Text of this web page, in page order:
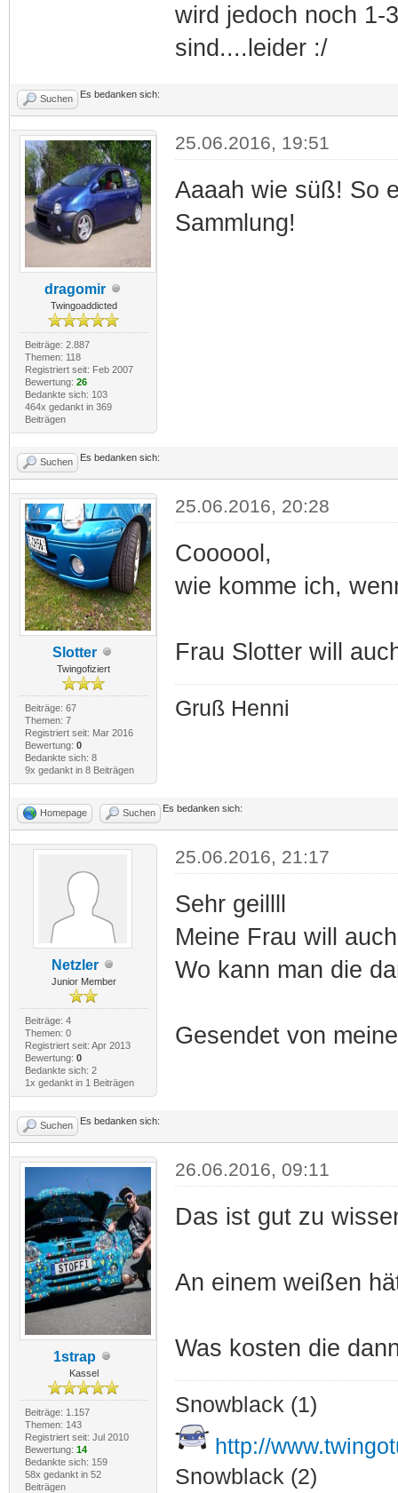
wird jedoch noch 1-
sind....leider :/
Suchen Es bedanken sich:
dragomir
Twingoaddicted
Beiträge: 2.887
Themen: 118
Registriert seit: Feb 2007
Bewertung: 26
Bedankte sich: 103
464x gedankt in 369
Beiträgen
25.06.2016, 19:51
Aaaah wie süß! So
Sammlung!
Suchen Es bedanken sich:
Slotter
Twingofiziert
Beiträge: 67
Themen: 7
Registriert seit: Mar 2016
Bewertung: 0
Bedankte sich: 8
9x gedankt in 8 Beiträgen
25.06.2016, 20:28
Coooool,
wie komme ich,
Frau Slotter will
Gruß Henni
Homepage Suchen Es bedanken sich:
Netzler
Junior Member
Beiträge: 4
Themen: 0
Registriert seit: Apr 2013
Bewertung: 0
Bedankte sich: 2
1x gedankt in 1 Beiträgen
25.06.2016, 21:17
Sehr geillll
Meine Frau will
Wo kann man die
Gesendet von
Suchen Es bedanken sich:
1strap
Kassel
Beiträge: 1.157
Themen: 143
Registriert seit: Jul 2010
Bewertung: 14
Bedankte sich: 159
58x gedankt in 52
Beiträgen
26.06.2016, 09:11
Das ist gut zu
An einem weißen
Was kosten die
Snowblack (1)
http://
Snowblack (2)